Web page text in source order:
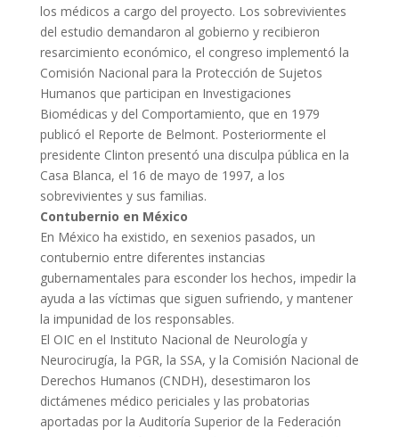
los médicos a cargo del proyecto. Los sobrevivientes
del estudio demandaron al gobierno y recibieron
resarcimiento económico, el congreso implementó la
Comisión Nacional para la Protección de Sujetos
Humanos que participan en Investigaciones
Biomédicas y del Comportamiento, que en 1979
publicó el Reporte de Belmont. Posteriormente el
presidente Clinton presentó una disculpa pública en la
Casa Blanca, el 16 de mayo de 1997, a los
sobrevivientes y sus familias.
Contubernio en México
En México ha existido, en sexenios pasados, un
contubernio entre diferentes instancias
gubernamentales para esconder los hechos, impedir la
ayuda a las víctimas que siguen sufriendo, y mantener
la impunidad de los responsables.
El OIC en el Instituto Nacional de Neurología y
Neurocirugía, la PGR, la SSA, y la Comisión Nacional de
Derechos Humanos (CNDH), desestimaron los
dictámenes médico periciales y las probatorias
aportadas por la Auditoría Superior de la Federación